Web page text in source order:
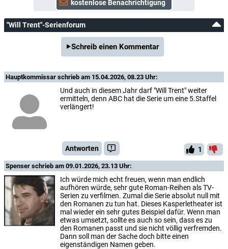
"Will Trent"-Serienforum
Schreib einen Kommentar
Hauptkommissar schrieb am 15.04.2026, 08.23 Uhr:
Und auch in diesem Jahr darf "Will Trent" weiter
ermitteln, denn ABC hat die Serie um eine 5.Staffel
verlängert!
Antworten 1
Spenser schrieb am 09.01.2026, 23.13 Uhr:
Ich würde mich echt freuen, wenn man endlich
aufhören würde, sehr gute Roman-Reihen als TV-
Serien zu verfilmen. Zumal die Serie absolut null mit
den Romanen zu tun hat. Dieses Kasperletheater ist
mal wieder ein sehr gutes Beispiel dafür. Wenn man
etwas umsetzt, sollte es auch so sein, dass es zu
den Romanen passt und sie nicht völlig verfremden.
Dann soll man der Sache doch bitte einen
eigenständigen Namen geben.